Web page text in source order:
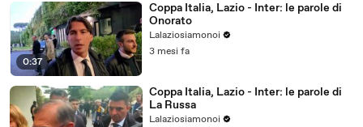
0:37
Coppa Italia, Lazio - Inter: le parole di
Onorato
Lalaziosiamonoi
3 mesi fa
Coppa Italia, Lazio - Inter: le parole di
La Russa
Lalaziosiamonoi